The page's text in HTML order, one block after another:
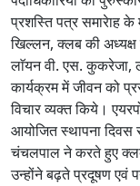
प्रशस्ति पत्र समारेाह
खिल्लन, क्लब की
लाॅयन वी. एस. कुकरेजा,
कार्यक्रम में जीवन को
विचार व्यक्त किये।
आयोजित स्थापना दिवस
चंचलपाल ने करते हुए क्लब
उन्होंने बढ़ते प्रदूषण